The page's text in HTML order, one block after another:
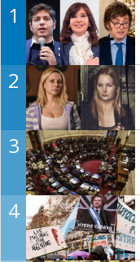
1
2
3
4